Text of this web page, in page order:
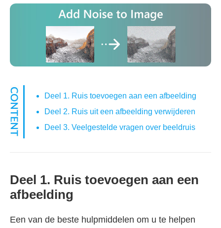
Deel 1. Ruis toevoegen aan een afbeelding
Deel 2. Ruis uit een afbeelding verwijderen
Deel 3. Veelgestelde vragen over beeldruis
Deel 1. Ruis toevoegen aan een
afbeelding
Een van de beste hulpmiddelen om u te helpen